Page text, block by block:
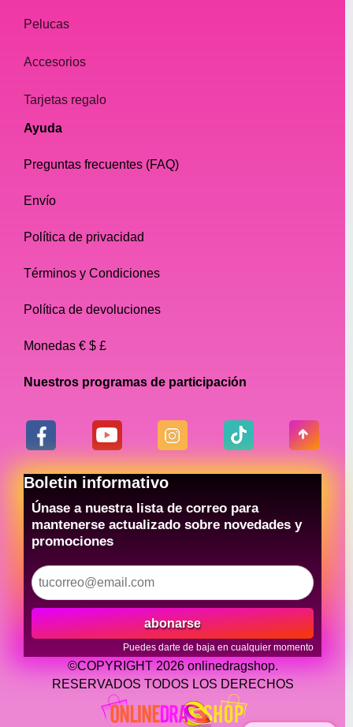
Pelucas
Accesorios
Tarjetas regalo
Ayuda
Preguntas frecuentes (FAQ)
Envío
Política de privacidad
Términos y Condiciones
Política de devoluciones
Monedas € $ £
Nuestros programas de participación
Boletin informativo
Únase a nuestra lista de correo para
mantenerse actualizado sobre novedades y
promociones
abonarse
Puedes darte de baja en cualquier momento
©COPYRIGHT 2026 onlinedragshop.
RESERVADOS TODOS LOS DERECHOS